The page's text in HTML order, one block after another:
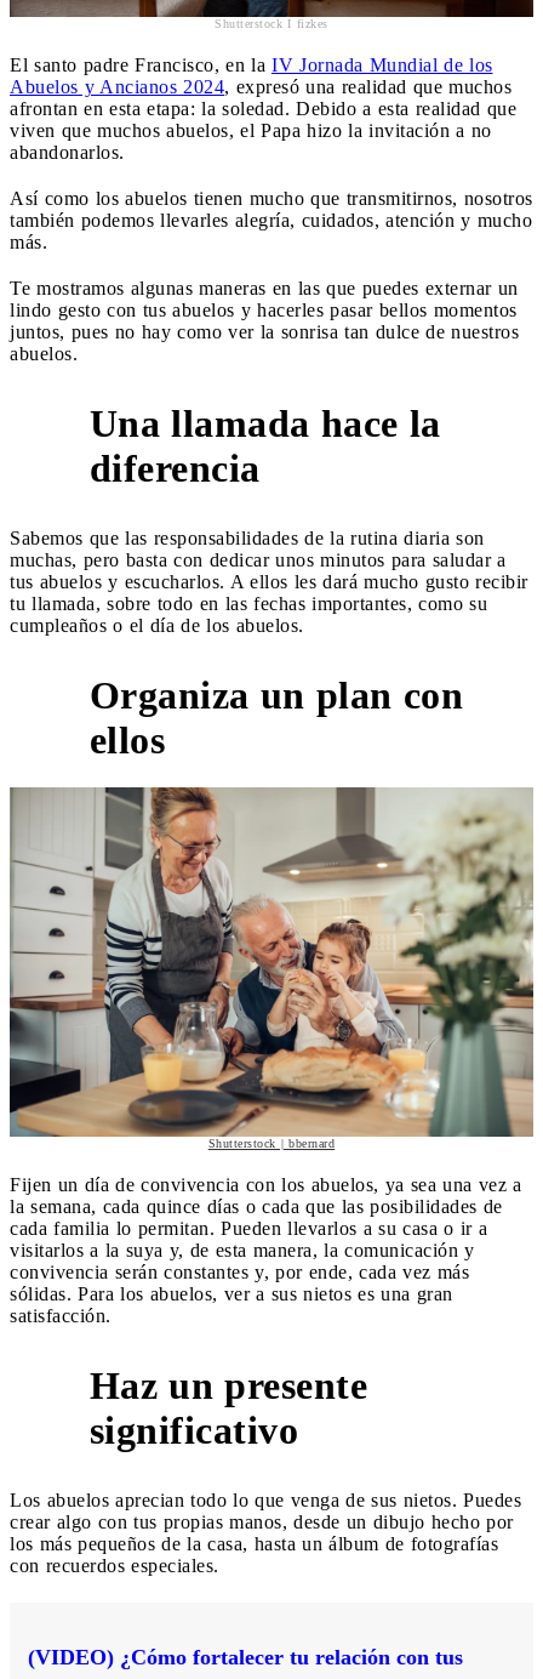
Shutterstock I fizkes
El santo padre Francisco, en la IV Jornada Mundial de los
Abuelos y Ancianos 2024, expresó una realidad que muchos
afrontan en esta etapa: la soledad. Debido a esta realidad que
viven que muchos abuelos, el Papa hizo la invitación a no
abandonarlos.
Así como los abuelos tienen mucho que transmitirnos, nosotros
también podemos llevarles alegría, cuidados, atención y mucho
más.
Te mostramos algunas maneras en las que puedes externar un
lindo gesto con tus abuelos y hacerles pasar bellos momentos
juntos, pues no hay como ver la sonrisa tan dulce de nuestros
abuelos.
Una llamada hace la
diferencia
Sabemos que las responsabilidades de la rutina diaria son
muchas, pero basta con dedicar unos minutos para saludar a
tus abuelos y escucharlos. A ellos les dará mucho gusto recibir
tu llamada, sobre todo en las fechas importantes, como su
cumpleaños o el día de los abuelos.
Organiza un plan con
ellos
Shutterstock | bbernard
Fijen un día de convivencia con los abuelos, ya sea una vez a
la semana, cada quince días o cada que las posibilidades de
cada familia lo permitan. Pueden llevarlos a su casa o ir a
visitarlos a la suya y, de esta manera, la comunicación y
convivencia serán constantes y, por ende, cada vez más
sólidas. Para los abuelos, ver a sus nietos es una gran
satisfacción.
Haz un presente
significativo
Los abuelos aprecian todo lo que venga de sus nietos. Puedes
crear algo con tus propias manos, desde un dibujo hecho por
los más pequeños de la casa, hasta un álbum de fotografías
con recuerdos especiales.
(VIDEO) ¿Cómo fortalecer tu relación con tus